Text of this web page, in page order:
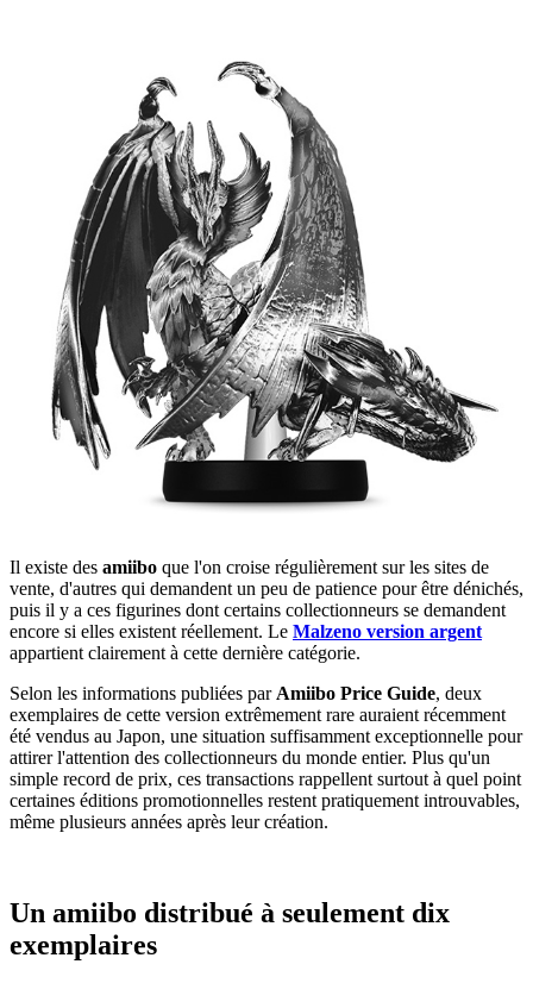
Il existe des amiibo que l'on croise régulièrement sur les sites de
vente, d'autres qui demandent un peu de patience pour être dénichés,
puis il y a ces figurines dont certains collectionneurs se demandent
encore si elles existent réellement. Le Malzeno version argent
appartient clairement à cette dernière catégorie.
Selon les informations publiées par Amiibo Price Guide, deux
exemplaires de cette version extrêmement rare auraient récemment
été vendus au Japon, une situation suffisamment exceptionnelle pour
attirer l'attention des collectionneurs du monde entier. Plus qu'un
simple record de prix, ces transactions rappellent surtout à quel point
certaines éditions promotionnelles restent pratiquement introuvables,
même plusieurs années après leur création.
Un amiibo distribué à seulement dix
exemplaires